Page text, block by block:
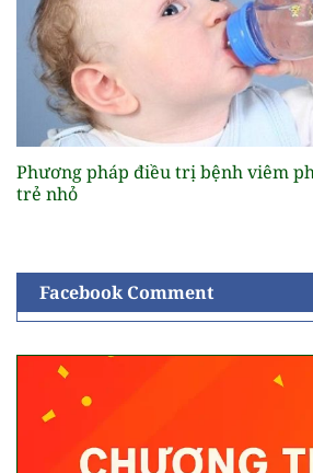
Phương pháp điều trị bệnh viêm
trẻ nhỏ
Facebook Comment